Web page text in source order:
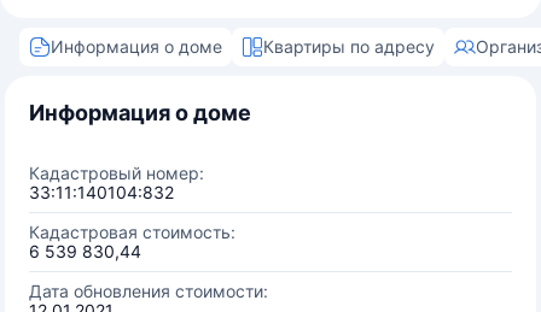
Информация о доме Квартиры по адресу
Информация о доме
Кадастровый номер:
33:11:140104:832
Кадастровая стоимость:
6 539 830,44
Дата обновления стоимости: